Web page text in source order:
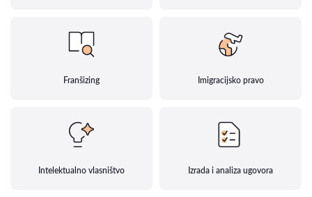
Franšizing Imigracijsko pravo
Intelektualno vlasništvo Izrada i analiza ugovora